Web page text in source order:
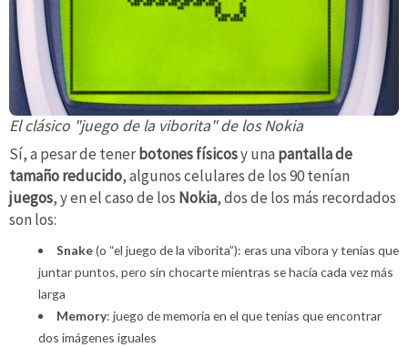
El clásico "juego de la viborita" de los Nokia
Sí, a pesar de tenerbotones físicosy una pantalla de
tamaño reducido, algunos celulares de los 90 tenían
juegos, y en el caso de los Nokia, dos de los más recordados
son los:
Snake(o “el juego de la viborita”): eras una víbora y tenías que
juntar puntos, pero sin chocarte mientras se hacía cada vez más
larga
Memory: juego de memoria en el que tenías que encontrar
dos imágenes iguales